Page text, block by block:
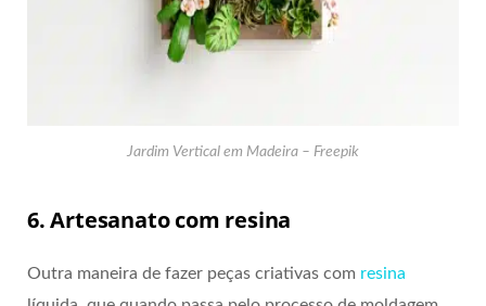
Jardim Vertical em Madeira – Freepik
6. Artesanato com resina
Outra maneira de fazer peças criativas com resina